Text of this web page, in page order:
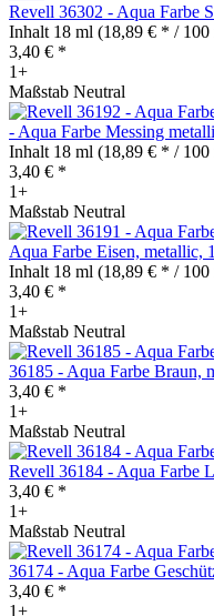
Revell 36302 - Aqua Farbe
Inhalt 18 ml (18,89 € * / 100
3,40 € *
1+
Maßstab Neutral
- Aqua Farbe Messing
Inhalt 18 ml (18,89 € * / 100
3,40 € *
1+
Maßstab Neutral
Aqua Farbe Eisen, metallic,
Inhalt 18 ml (18,89 € * / 100
3,40 € *
1+
Maßstab Neutral
36185 - Aqua Farbe Braun,
3,40 € *
1+
Maßstab Neutral
Revell 36184 - Aqua Farbe
3,40 € *
1+
Maßstab Neutral
36174 - Aqua Farbe
3,40 € *
1+